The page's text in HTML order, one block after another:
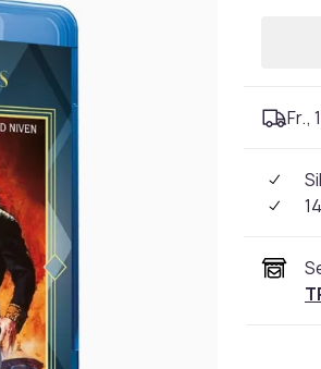
Fr.,